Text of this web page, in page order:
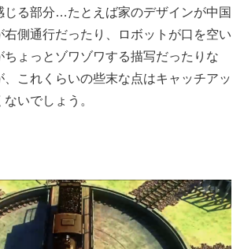
じる部分…たとえば家のデザインが中国
右側通行だったり、ロボットが口を空い
ちょっとゾワゾワする描写だったりな
これくらいの些末な点はキャッチアッ
いでしょう。